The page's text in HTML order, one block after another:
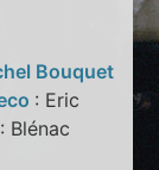
Bouquet
: Eric
: Blénac